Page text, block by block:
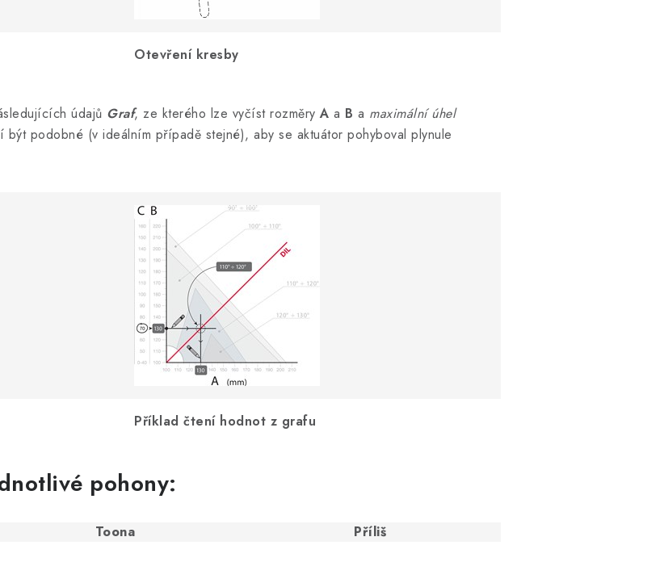
Otevření kresby
údajů Graf, ze kterého lze vyčíst rozměry A a B a maximální úhel
být podobné (v ideálním případě stejné), aby se aktuátor pohyboval plynule
Příklad čtení hodnot z grafu
pohony:
Toona Příliš